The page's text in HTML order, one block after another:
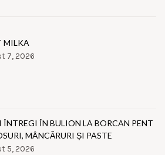
MILKA
7, 2026
ÎNTREGI ÎN BULION LA BORCAN PENT
MÂNCĂRURI ȘI PASTE
5, 2026